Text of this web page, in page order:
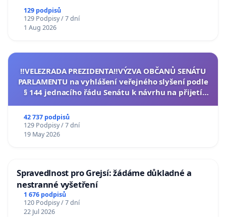
129 podpisů
129 Podpisy / 7 dní
1 Aug 2026
‼️VELEZRADA PREZIDENTA‼️VÝZVA OBČANŮ SENÁTU
PARLAMENTU na vyhlášení veřejného slyšení podle
§ 144 jednacího řádu Senátu k návrhu na přijetí
42 737 podpisů
129 Podpisy / 7 dní
19 May 2026
Spravedlnost pro Grejsí: žádáme důkladné a
nestranné vyšetření
1 676 podpisů
120 Podpisy / 7 dní
22 Jul 2026